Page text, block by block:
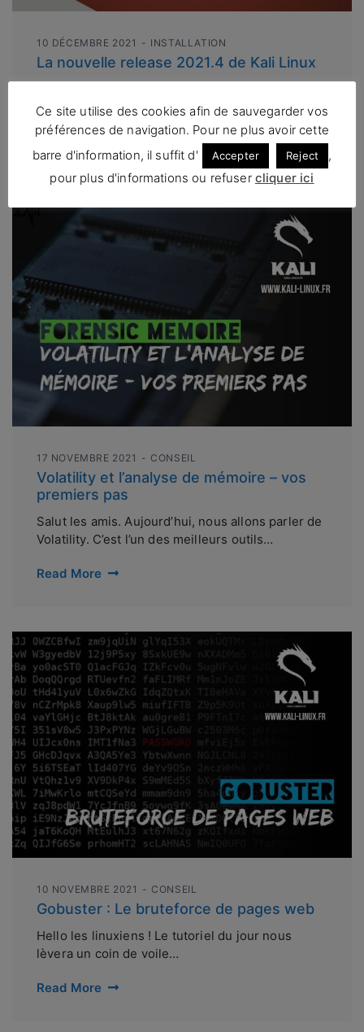
10 DÉCEMBRE 2021 INSTALLATION
La nouvelle release 2021.4 de Kali Linux
avons le plaisir de vous annoncer…
Read More
17 NOVEMBRE 2021 CONSEIL
Volatility et l’analyse de mémoire – vos
premiers pas
Salut les amis. Aujourd’hui, nous allons parler de
Volatility. C’est l’un des meilleurs outils…
Read More
10 NOVEMBRE 2021 CONSEIL
Gobuster : Le bruteforce de pages web
Hello les linuxiens ! Le tutoriel du jour nous
lèvera un coin de voile…
Read More
Ce site utilise des cookies afin de sauvegarder vos
préférences de navigation. Pour ne plus avoir cette
barre d'information, il suffit d'
Accepter Reject
,
pour plus d'informations ou refuser cliquer ici